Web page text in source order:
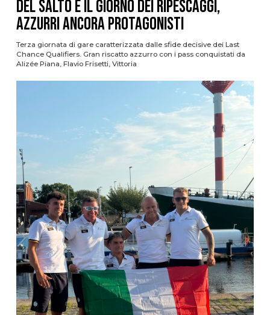
del Salto è il giorno dei ripescaggi,
azzurri ancora protagonisti
Terza giornata di gare caratterizzata dalle sfide decisive dei Last
Chance Qualifiers. Gran riscatto azzurro con i pass conquistati da
Alizée Piana, Flavio Frisetti, Vittoria